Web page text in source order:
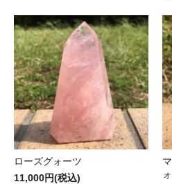
ローズグォーツ
11,000円(税込)